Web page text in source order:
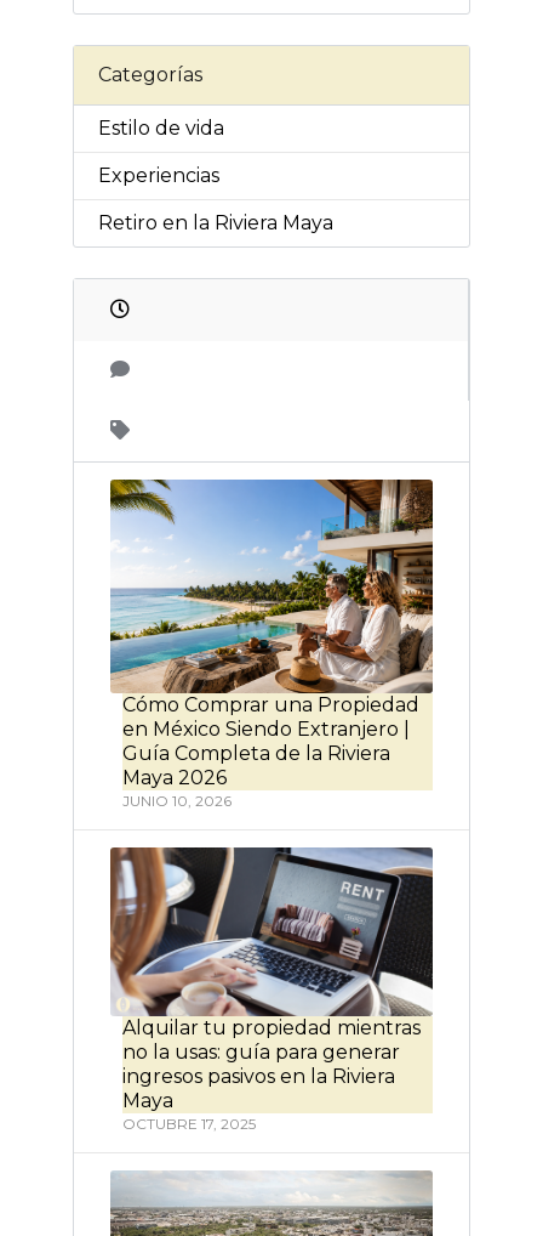
Categorías
Estilo de vida
Experiencias
Retiro en la Riviera Maya
Cómo Comprar una Propiedad
en México Siendo Extranjero |
Guía Completa de la Riviera
Maya 2026
JUNIO 10, 2026
Alquilar tu propiedad mientras
no la usas: guía para generar
ingresos pasivos en la Riviera
Maya
OCTUBRE 17, 2025